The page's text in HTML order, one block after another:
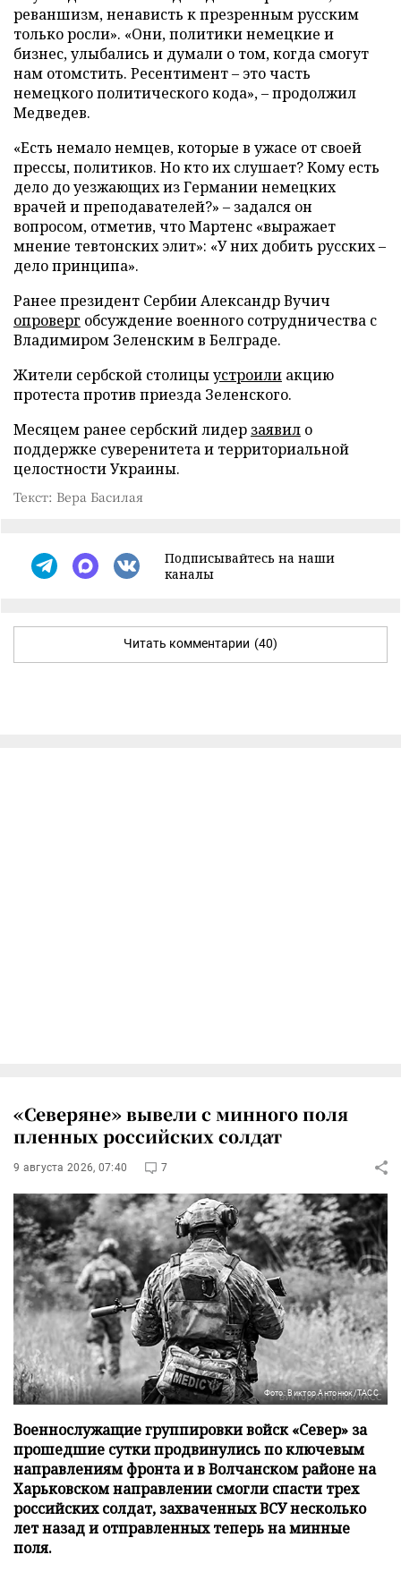
реваншизм, ненависть к презренным русским
только росли». «Они, политики немецкие и
бизнес, улыбались и думали о том, когда смогут
нам отомстить. Ресентимент – это часть
немецкого политического кода», – продолжил
Медведев.
«Есть немало немцев, которые в ужасе от своей
прессы, политиков. Но кто их слушает? Кому есть
дело до уезжающих из Германии немецких
врачей и преподавателей?» – задался он
вопросом, отметив, что Мартенс «выражает
мнение тевтонских элит»: «У них добить русских –
дело принципа».
Ранее президент Сербии Александр Вучич
опроверг обсуждение военного сотрудничества с
Владимиром Зеленским в Белграде.
Жители сербской столицыустроили акцию
протеста против приезда Зеленского.
Месяцем ранее сербский лидер заявил о
поддержке суверенитета и территориальной
целостности Украины.
Текст: Вера Басилая
Подписывайтесь на наши
каналы
Читать комментарии (40)
«Северяне» вывели с минного поля
пленных российских солдат
9 августа 2026, 07:40 7
Фото: Виктор Антонюк/ТАСС
Военнослужащие группировки войск «Север» за
прошедшие сутки продвинулись по ключевым
направлениям фронта и в Волчанском районе на
Харьковском направлении смогли спасти трех
российских солдат, захваченных ВСУ несколько
лет назад и отправленных теперь на минные
поля.